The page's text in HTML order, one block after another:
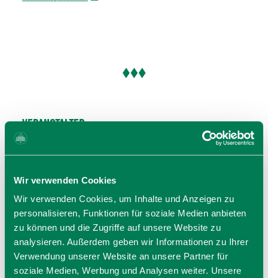
Wir verwenden Cookies
Wir verwenden Cookies, um Inhalte und Anzeigen zu
personalisieren, Funktionen für soziale Medien anbieten
zu können und die Zugriffe auf unsere Website zu
analysieren. Außerdem geben wir Informationen zu Ihrer
Verwendung unserer Website an unsere Partner für
soziale Medien, Werbung und Analysen weiter. Unsere
Veranstalter
Berggasthof Walleralm
Oberes Sudelfeld 1
Tel.: +49 8023 722
zur Website
E-Mail verfassen